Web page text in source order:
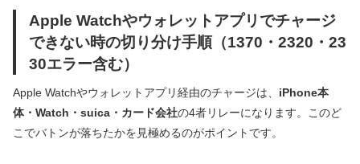
Apple Watchやウォレットアプリでチャージ
できない時の切り分け手順（1370・2320・23
30エラー含む）
Apple Watchやウォレットアプリ経由のチャージは、 iPhone本
体・Watch・suica・カード会社の4者リレーになります。このど
こでバトンが落ちたかを見極めるのがポイントです。